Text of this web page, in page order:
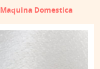
Domestica